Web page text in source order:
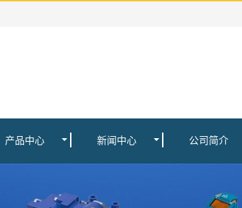
产品中心 新闻中心 公司简介